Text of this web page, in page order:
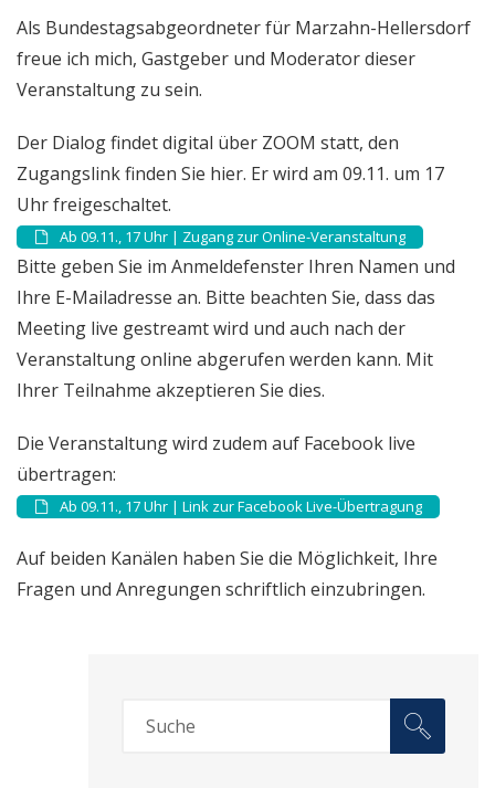
Als Bundestagsabgeordneter für Marzahn-Hellersdorf
freue ich mich, Gastgeber und Moderator dieser
Veranstaltung zu sein.
Der Dialog findet digital über ZOOM statt, den
Zugangslink finden Sie hier. Er wird am 09.11. um 17
Uhr freigeschaltet.
Ab 09.11., 17 Uhr | Zugang zur Online-Veranstaltung
Bitte geben Sie im Anmeldefenster Ihren Namen und
Ihre E-Mailadresse an. Bitte beachten Sie, dass das
Meeting live gestreamt wird und auch nach der
Veranstaltung online abgerufen werden kann. Mit
Ihrer Teilnahme akzeptieren Sie dies.
Die Veranstaltung wird zudem auf Facebook live
übertragen:
Ab 09.11., 17 Uhr | Link zur Facebook Live-Übertragung
Auf beiden Kanälen haben Sie die Möglichkeit, Ihre
Fragen und Anregungen schriftlich einzubringen.